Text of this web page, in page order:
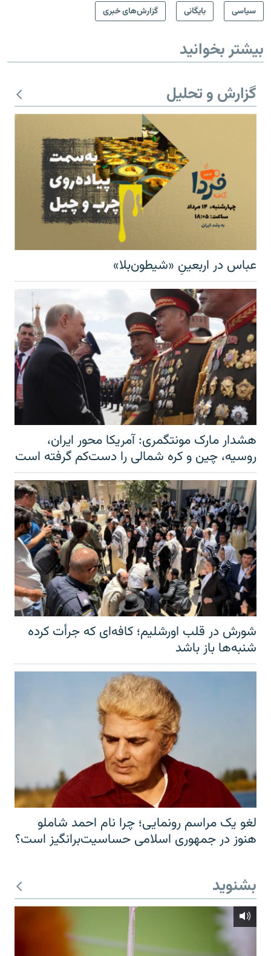
سیاسی بایگانی گزارش‌های خبری
بیشتر بخوانید
گزارش و تحلیل
عباس در اربعینِ «شیطون‌بلا»
هشدار مارک مونتگمری: آمریکا محور ایران،
روسیه، چین و کره شمالی را دست‌کم گرفته است
شورش در قلب اورشلیم؛ کافه‌ای که جرأت کرده
شنبه‌ها باز باشد
لغو یک مراسم رونمایی؛ چرا نام احمد شاملو
هنوز در جمهوری اسلامی حساسیت‌برانگیز است؟
بشنوید